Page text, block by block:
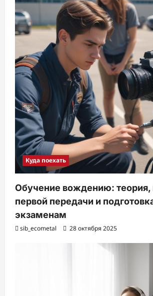
Куда поехать
Обучение вождению: теория,
первой передачи и
экзаменам
sib_ecometal 28 октября 2025